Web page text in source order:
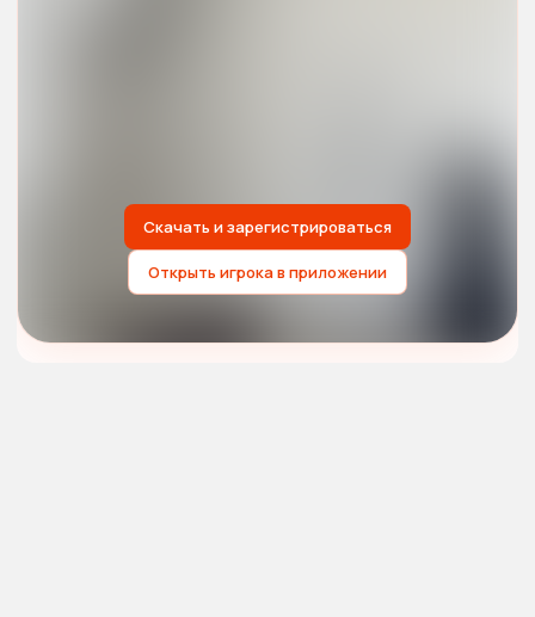
Скачать и зарегистрироваться
Открыть игрока в приложении